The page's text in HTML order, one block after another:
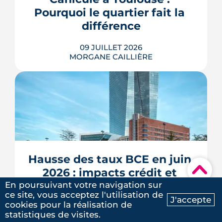
Ma recherche Contactez-nous
▾
Laure G.| le 20 Mai 2025
des marges de manœuvre.
LIRE L'ARTICLE
Pourquoi le quartier fait la
différence
09 JUILLET 2026
MORGANE CAILLIÈRE
À l'échelle de Toulouse, la température
nocturne peut varier de plusieurs
degrés d'un secteur à l'autre lors des
fortes chaleurs : Météo-France
pouvant atteindre 4 °C après une
journée d'été fortement ensoleillée.
Densité minérale, hauteur du bâti, v�...
LIRE L'ARTICLE
Hausse des taux BCE en juin
2026 : impacts crédit et
épargne
08 JUILLET 2026
MORGANE CAILLIÈRE
En poursuivant votre navigation sur
ce site, vous acceptez l'utilisation de
cookies pour la réalisation de
statistiques de visites.
J'accepte